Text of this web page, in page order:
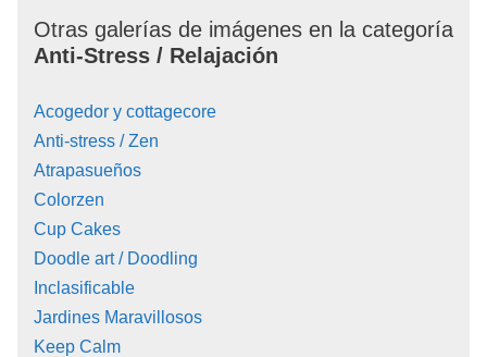
Otras galerías de imágenes en la categoría
Anti-Stress / Relajación
Acogedor y cottagecore
Anti-stress / Zen
Atrapasueños
Colorzen
Cup Cakes
Doodle art / Doodling
Inclasificable
Jardines Maravillosos
Keep Calm